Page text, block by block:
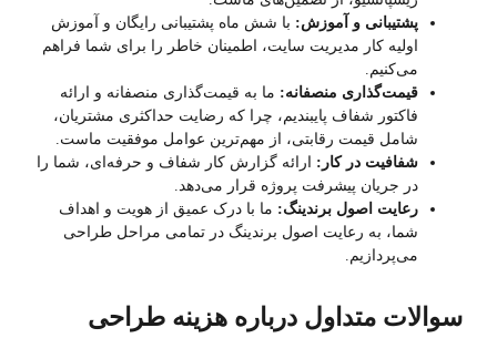
پشتیبانی و آموزش: با شش ماه پشتیبانی رایگان و آموزش
اولیه کار مدیریت سایت، اطمینان خاطر را برای شما فراهم
می‌کنیم.
قیمت‌گذاری منصفانه: ما به قیمت‌گذاری منصفانه و ارائه
فاکتور شفاف پایبندیم، چرا که رضایت حداکثری مشتریان،
شامل قیمت رقابتی، از مهم‌ترین عوامل موفقیت ماست.
شفافیت در کار: ارائه گزارش کار شفاف و حرفه‌ای، شما را
در جریان پیشرفت پروژه قرار می‌دهد.
رعایت اصول برندینگ: ما با درک عمیق از هویت و اهداف
شما، به رعایت اصول برندینگ در تمامی مراحل طراحی
می‌پردازیم.
سوالات متداول درباره هزینه طراحی